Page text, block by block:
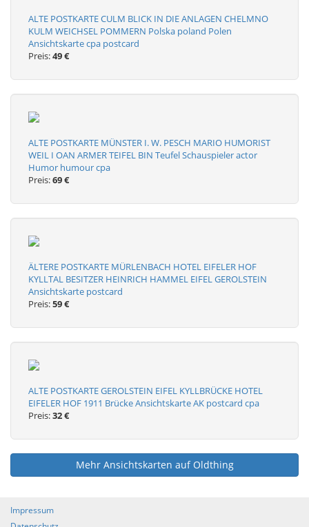
ALTE POSTKARTE CULM BLICK IN DIE ANLAGEN CHELMNO
KULM WEICHSEL POMMERN Polska poland Polen
Ansichtskarte cpa postcard
Preis:49 €
ALTE POSTKARTE MÜNSTER I. W. PESCH MARIO HUMORIST
WEIL I OAN ARMER TEIFEL BIN Teufel Schauspieler actor
Humor humour cpa
Preis:69 €
ÄLTERE POSTKARTE MÜRLENBACH HOTEL EIFELER HOF
KYLLTAL BESITZER HEINRICH HAMMEL EIFEL GEROLSTEIN
Ansichtskarte postcard
Preis:59 €
ALTE POSTKARTE GEROLSTEIN EIFEL KYLLBRÜCKE HOTEL
EIFELER HOF 1911 Brücke Ansichtskarte AK postcard cpa
Preis:32 €
Mehr Ansichtskarten auf Oldthing
Impressum